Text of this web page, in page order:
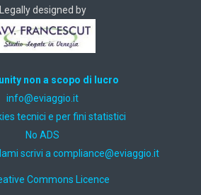
Legally designed by
non a scopo di lucro
ti.oiggaive@ofni
tecnici e per fini statistici
No ADS
scrivi a ti.oiggaive@ecnailpmoc